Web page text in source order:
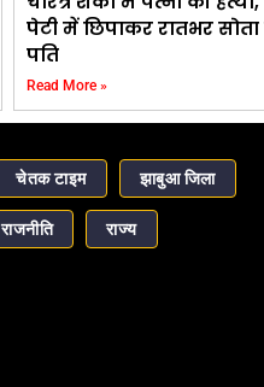
पेटी में छिपाकर रातभर सोता
पति
Read More »
चेतक टाइम झाबुआ जिला
राजनीति राज्य